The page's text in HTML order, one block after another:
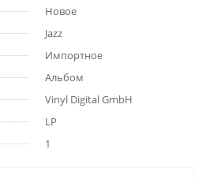
Новое
Jazz
Импортное
Альбом
Vinyl Digital GmbH
LP
1